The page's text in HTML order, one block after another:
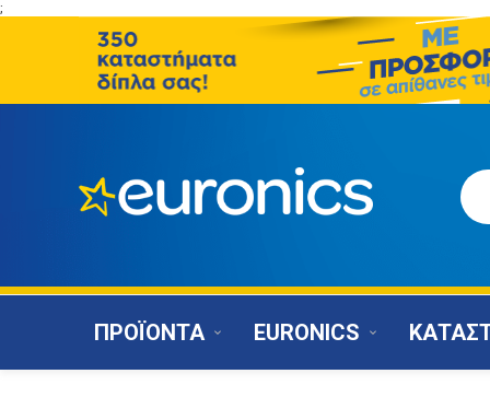
;
ΠΡΟΪΟΝΤΑ EURONICS